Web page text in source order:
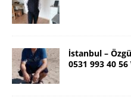
İstanbul –
0531 993 40